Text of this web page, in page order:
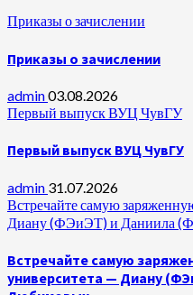
Приказы о зачислении
Приказы о зачислении
admin03.08.2026
Первый выпуск ВУЦ ЧувГУ
Первый выпуск ВУЦ ЧувГУ
admin 31.07.2026
Встречайте самую
Диану (ФЭиЭТ) и Даниила
Встречайте самую
университета — Диану